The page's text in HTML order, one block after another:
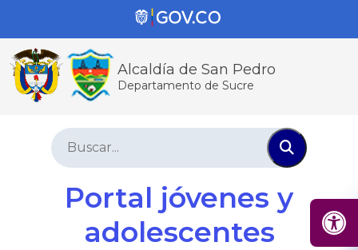
Alcaldía de San Pedro
Departamento de Sucre
Portal jóvenes y
adolescentes